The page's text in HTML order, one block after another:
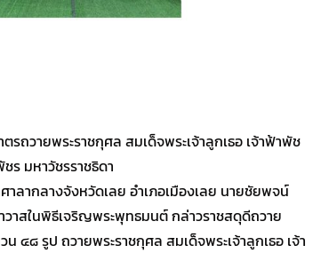
วายพระราชกุศล สมเด็จพระเจ้าลูกเธอ เจ้าฟ้าพัช
ร มหาวัชรราชธิดา
ากลางจังหวัดเลย อำเภอเมืองเลย นายชัยพจน์
าสในพิธีเจริญพระพุทธมนต์ กล่าวราชสดุดีถวาย
๘ รูป ถวายพระราชกุศล สมเด็จพระเจ้าลูกเธอ เจ้า